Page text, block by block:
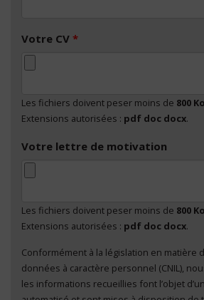
Votre CV *
Les fichiers doivent peser moins de 800 Ko
Extensions autorisées : pdf doc docx.
Votre lettre de motivation
Les fichiers doivent peser moins de 800 Ko
Extensions autorisées : pdf doc docx.
En cliquant sur "Envoyer", je
de mes données à caractère
Conformément à la législation en matière
données à caractère personnel (CNIL),
les informations recueillies font l’objet